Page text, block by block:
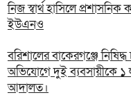
নিজ স্বার্থ হাসিলে প্রশাসনিক
ইউএনও
বরিশালের বাকেরগঞ্জে
অভিযোগে দুই ব্যবসায়ীকে ১
আদালত।